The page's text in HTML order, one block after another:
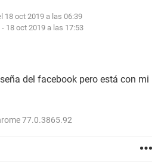
18 oct 2019 a las 06:39
- 18 oct 2019 a las 17:53
del facebook pero está con mi
77.0.3865.92